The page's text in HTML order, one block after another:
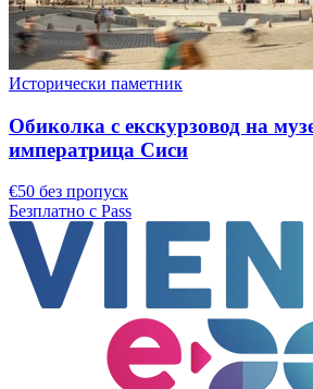
Исторически паметник
Обиколка с екскурзовод на
императрица Сиси
€50 без пропуск
Безплатно с Pass